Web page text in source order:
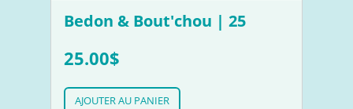
Bedon & Bout'chou | 25
25.00$
AJOUTER AU PANIER